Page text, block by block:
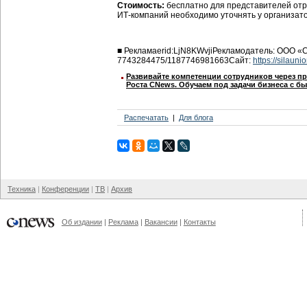
Стоимость: бесплатно для представителей
ИТ-компаний необходимо уточнять у
■ Рекламаerid:LjN8KWvji Рекламодатель: ООО
7743284475/1187746981663Сайт: https://
Развивайте компетенции сотрудников через
Роста CNews. Обучаем под задачи бизнеса с
Распечатать Для блога
Техника Конференции ТВ Архив
Об издании Реклама Вакансии Контакты